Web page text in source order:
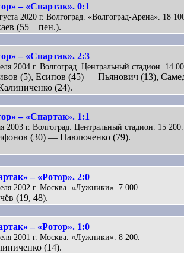
– «Спартак». 0:1
2020 г. Волгоград. «Волгоград-Арена». 18
(55 – пен.).
– «Спартак». 2:3
2004 г. Волгоград. Центральный стадион. 14
(5), Есипов (45) — Пьянович (13),
(24).
– «Спартак». 1:1
2003 г. Волгоград. Центральный стадион. 15 200.
(30) — Павлюченко (79).
– «Ротор». 2:0
2002 г. Москва. «Лужники». 7 000.
(19, 48).
– «Ротор». 1:0
2001 г. Москва. «Лужники». 8 200.
(14).